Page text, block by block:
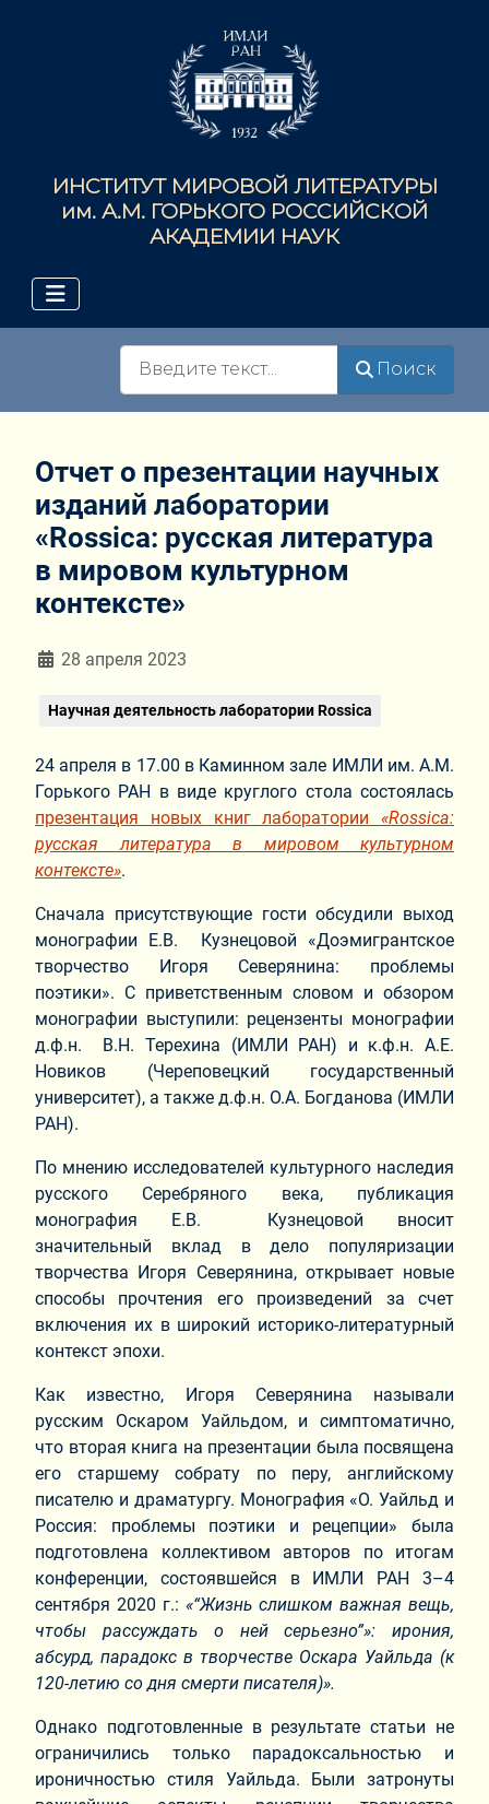
ИНСТИТУТ МИРОВОЙ ЛИТЕРАТУРЫ
им. А.М. ГОРЬКОГО РОССИЙСКОЙ
АКАДЕМИИ НАУК
Поиск
Отчет о презентации научных
изданий лаборатории
«Rossica: русская литература
в мировом культурном
контексте»
Информация о материале
28 апреля 2023
Научная деятельность лаборатории Rossica
24 апреля в 17.00 в Каминном зале ИМЛИ им. А.М.
Горького РАН в виде круглого стола состоялась
презентация новых книг лаборатории «Rossica:
русская литература в мировом культурном
контексте».
Сначала присутствующие гости обсудили выход
монографии Е.В. Кузнецовой «Доэмигрантское
творчество Игоря Северянина: проблемы
поэтики». С приветственным словом и обзором
монографии выступили: рецензенты монографии
д.ф.н. В.Н. Терехина (ИМЛИ РАН) и к.ф.н. А.Е.
Новиков (Череповецкий государственный
университет), а также д.ф.н. О.А. Богданова (ИМЛИ
РАН).
По мнению исследователей культурного наследия
русского Серебряного века, публикация
монография Е.В. Кузнецовой вносит
значительный вклад в дело популяризации
творчества Игоря Северянина, открывает новые
способы прочтения его произведений за счет
включения их в широкий историко-литературный
контекст эпохи.
Как известно, Игоря Северянина называли
русским Оскаром Уайльдом, и симптоматично,
что вторая книга на презентации была посвящена
его старшему собрату по перу, английскому
писателю и драматургу. Монография «О. Уайльд и
Россия: проблемы поэтики и рецепции» была
подготовлена коллективом авторов по итогам
конференции, состоявшейся в ИМЛИ РАН 3–4
сентября 2020 г.: «“Жизнь слишком важная вещь,
чтобы рассуждать о ней серьезно”»: ирония,
абсурд, парадокс в творчестве Оскара Уайльда (к
120-летию со дня смерти писателя)».
Однако подготовленные в результате статьи не
ограничились только парадоксальностью и
ироничностью стиля Уайльда. Были затронуты